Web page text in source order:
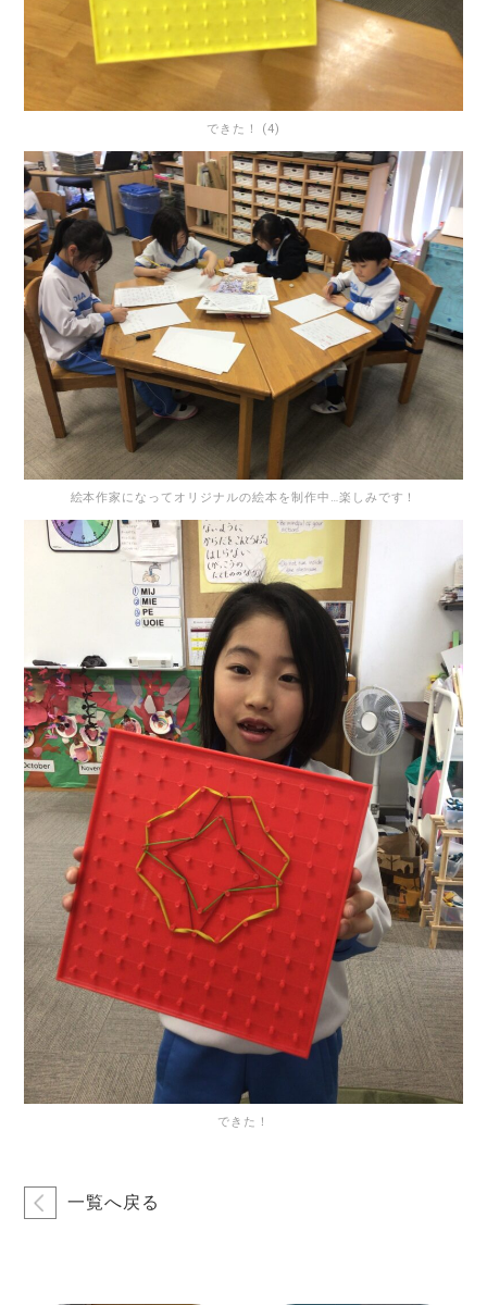
できた！ (4)
絵本作家になってオリジナルの絵本を制作中…楽しみです！
できた！
一覧へ戻る